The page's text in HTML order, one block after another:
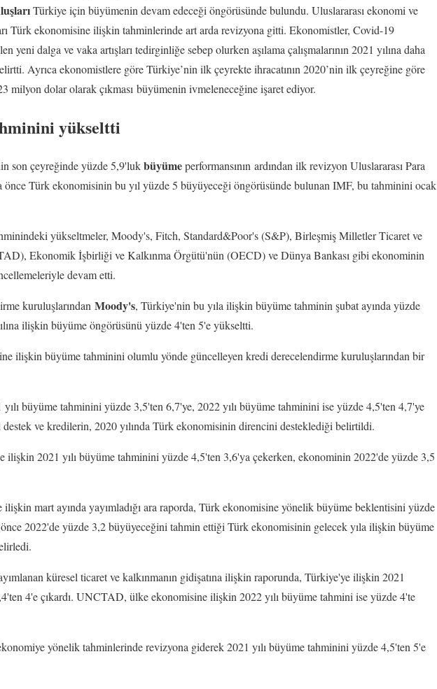
Türkiye için büyümenin devam edeceği öngörüsünde bulundu. Uluslararası ekonomi ve
Türk ekonomisine ilişkin tahminlerinde art arda revizyona gitti. Ekonomistler, Covid-19
yeni dalga ve vaka artışları tedirginliğe sebep olurken aşılama çalışmalarının 2021 yılına daha
Ayrıca ekonomistlere göre Türkiye’nin ilk çeyrekte ihracatının 2020’nin ilk çeyreğine göre
milyon dolar olarak çıkması büyümenin ivmeleneceğine işaret ediyor.
yükseltti
son çeyreğinde yüzde 5,9'lukbüyümeperformansının ardından ilk revizyon Uluslararası Para
Türk ekonomisinin bu yıl yüzde 5 büyüyeceği öngörüsünde bulunan IMF, bu tahminini ocak
yükseltmeler, Moody's, Fitch, Standard&Poor's (S&P), Birleşmiş Milletler Ticaret ve
Ekonomik İşbirliği ve Kalkınma Örgütü'nün (OECD) ve Dünya Bankası gibi ekonominin
devam etti.
kuruluşlarından Moody's, Türkiye'nin bu yıla ilişkin büyüme tahminin şubat ayında yüzde
ilişkin büyüme öngörüsünü yüzde 4'ten 5'e yükseltti.
ilişkin büyüme tahminini olumlu yönde güncelleyen kredi derecelendirme kuruluşlarından bir
büyüme tahminini yüzde 3,5'ten 6,7'ye, 2022 yılı büyüme tahminini ise yüzde 4,5'ten 4,7'ye
ve kredilerin, 2020 yılında Türk ekonomisinin direncini desteklediği belirtildi.
ilişkin 2021 yılı büyüme tahminini yüzde 4,5'ten 3,6'ya çekerken, ekonominin 2022'de yüzde 3,5
mart ayında yayımladığı ara raporda, Türk ekonomisine yönelik büyüme beklentisini yüzde
önce 2022'de yüzde 3,2 büyüyeceğini tahmin ettiği Türk ekonomisinin gelecek yıla ilişkin büyüme
küresel ticaret ve kalkınmanın gidişatına ilişkin raporunda, Türkiye'ye ilişkin 2021
4'e çıkardı. UNCTAD, ülke ekonomisine ilişkin 2022 yılı büyüme tahmini ise yüzde 4'te
yönelik tahminlerinde revizyona giderek 2021 yılı büyüme tahminini yüzde 4,5'ten 5'e